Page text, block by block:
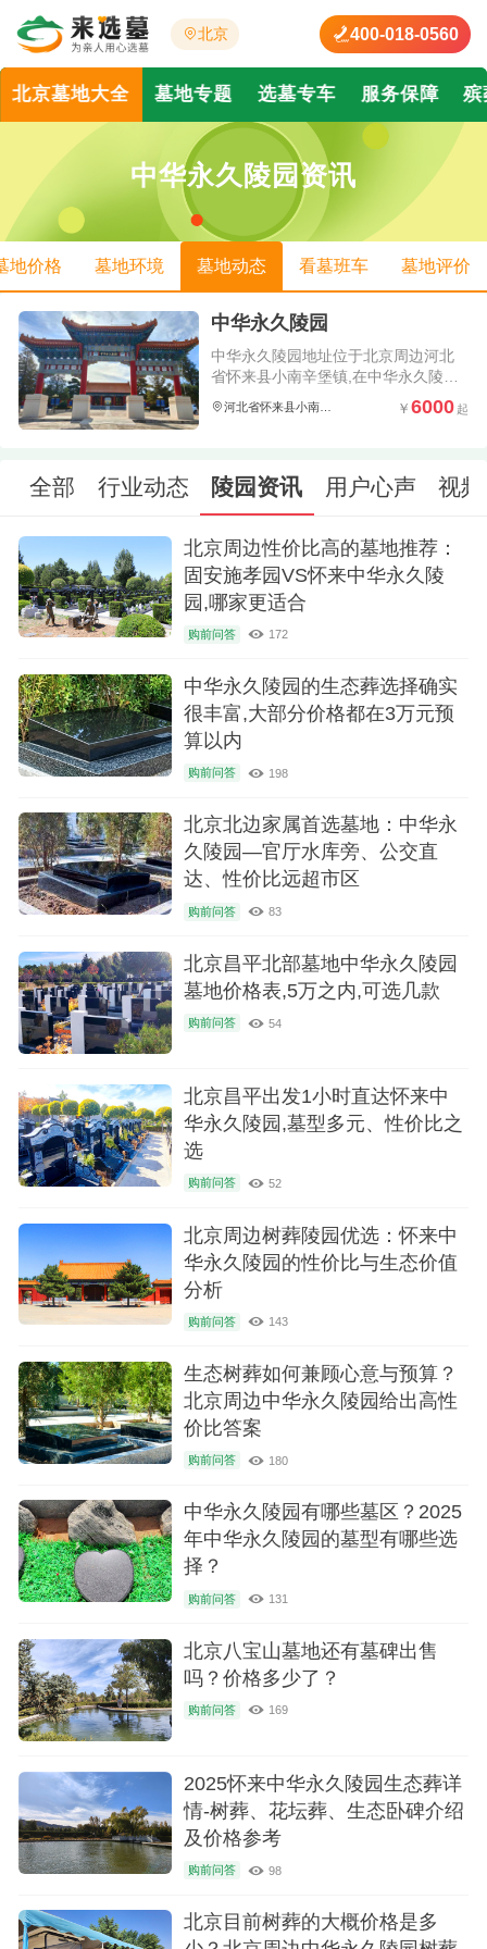
北京 400-018-0560
北京墓地大全 墓地专题 选墓专车 服务保障 殡
中华永久陵园资讯
地价格 墓地环境 墓地动态 看墓班车 墓地评价
中华永久陵园
中华永久陵园地址位于北京周边河北
省怀来县小南辛堡镇,在中华永久陵园
详情页可以在线查看关于中华永久陵
园价格、陵园墓地环境照片以及了解
墓型价格、安葬的名人及陵园动态信
息.
河北省怀来县小南辛堡镇 6000
全部 行业动态 陵园资讯 用户心声 视
北京周边性价比高的墓地推荐：
固安施孝园VS怀来中华永久陵
园,哪家更适合
购前问答 172
中华永久陵园的生态葬选择确实
很丰富,大部分价格都在3万元预
算以内
购前问答 198
北京北边家属首选墓地：中华永
久陵园—官厅水库旁、公交直
达、性价比远超市区
购前问答 83
北京昌平北部墓地中华永久陵园
墓地价格表,5万之内,可选几款
购前问答 54
北京昌平出发1小时直达怀来中
华永久陵园,墓型多元、性价比之
选
购前问答 52
北京周边树葬陵园优选：怀来中
华永久陵园的性价比与生态价值
分析
购前问答 143
生态树葬如何兼顾心意与预算？
北京周边中华永久陵园给出高性
价比答案
购前问答 180
中华永久陵园有哪些墓区？2025
年中华永久陵园的墓型有哪些选
择？
购前问答 131
北京八宝山墓地还有墓碑出售
吗？价格多少了？
购前问答 169
2025怀来中华永久陵园生态葬详
情-树葬、花坛葬、生态卧碑介绍
及价格参考
购前问答 98
北京目前树葬的大概价格是多